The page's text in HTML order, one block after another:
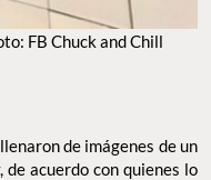
FB Chuck and Chill
de imágenes de un
acuerdo con quienes lo